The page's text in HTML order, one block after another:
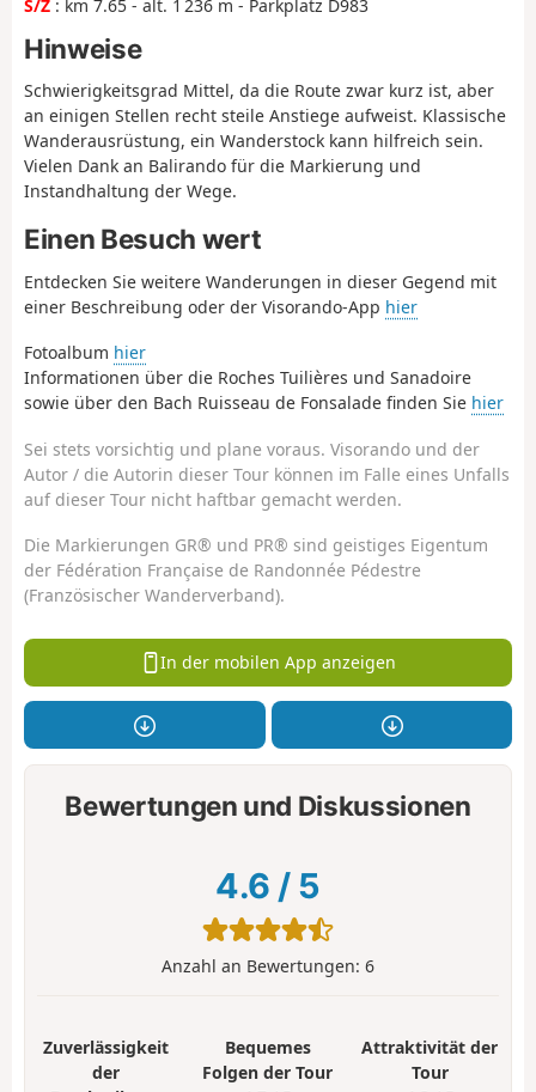
S/Z : km 7.65 - alt. 1 236 m - Parkplatz D983
Hinweise
Schwierigkeitsgrad Mittel, da die Route zwar kurz ist, aber
an einigen Stellen recht steile Anstiege aufweist. Klassische
Wanderausrüstung, ein Wanderstock kann hilfreich sein.
Vielen Dank an Balirando für die Markierung und
Instandhaltung der Wege.
Einen Besuch wert
Entdecken Sie weitere Wanderungen in dieser Gegend mit
einer Beschreibung oder der Visorando-App hier
Fotoalbum hier
Informationen über die Roches Tuilières und Sanadoire
sowie über den Bach Ruisseau de Fonsalade finden Sie hier
Sei stets vorsichtig und plane voraus. Visorando und der
Autor / die Autorin dieser Tour können im Falle eines Unfalls
auf dieser Tour nicht haftbar gemacht werden.
Die Markierungen GR® und PR® sind geistiges Eigentum
der Fédération Française de Randonnée Pédestre
(Französischer Wanderverband).
In der mobilen App anzeigen
Bewertungen und Diskussionen
4.6 / 5
Anzahl an Bewertungen: 6
Zuverlässigkeit
der
Bequemes
Folgen der Tour
Attraktivität der
Tour